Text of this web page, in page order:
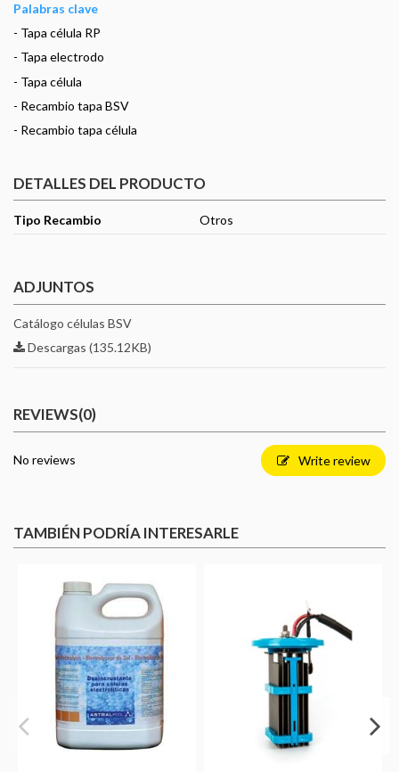
Palabras clave
- Tapa célula RP
- Tapa electrodo
- Tapa célula
- Recambio tapa BSV
- Recambio tapa célula
DETALLES DEL PRODUCTO
Tipo Recambio Otros
ADJUNTOS
Catálogo células BSV
Descargas (135.12KB)
REVIEWS(0)
No reviews Write review
TAMBIÉN PODRÍA INTERESARLE